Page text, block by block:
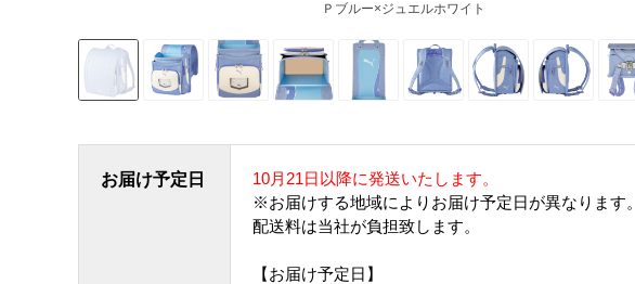
Ｐブルー×ジュエルホワイト
お届け予定日
10月21日以降に発送いたします。
※お届けする地域によりお届け予定日が異なります。
配送料は当社が負担致します。
【お届け予定日】